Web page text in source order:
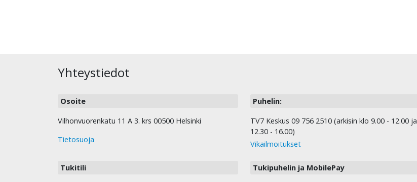
Yhteystiedot
Osoite
Vilhonvuorenkatu 11 A 3. krs 00500 Helsinki
Tietosuoja
Puhelin:
TV7 Keskus 09 756 2510 (arkisin klo 9.00 - 12.00 ja
12.30 - 16.00)
Vikailmoitukset
Tukitili Tukipuhelin ja MobilePay